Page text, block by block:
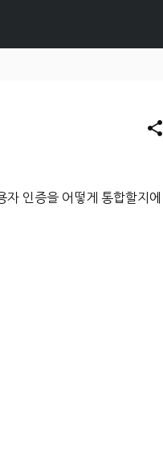
share
인증을 어떻게 통합할지에